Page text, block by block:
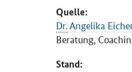
Quelle:
Dr.Angelika
Beratung,
Stand: